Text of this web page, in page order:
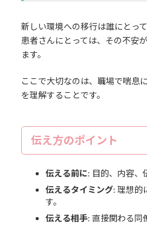
新しい環境への移行は誰にとっ
患者さんにとっては、その不安
ます。
ここで大切なのは、職場で喘息
を理解することです。
伝え方のポイント
伝える前に: 目的、内容、
伝えるタイミング: 理想的
す。
伝える相手: 直接関わる同